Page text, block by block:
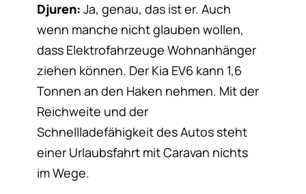
Djuren: Ja, genau, das ist er. Auch
wenn manche nicht glauben wollen,
dass Elektrofahrzeuge Wohnanhänger
ziehen können. Der Kia EV6 kann 1,6
Tonnen an den Haken nehmen. Mit der
Reichweite und der
Schnellladefähigkeit des Autos steht
einer Urlaubsfahrt mit Caravan nichts
im Wege.